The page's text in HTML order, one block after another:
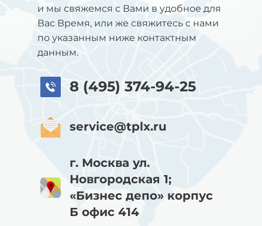
и мы свяжемся с Вами в удобное для
Вас Время, или же свяжитесь с нами
по указанным ниже контактным
данным.
8 (495) 374-94-25
service@tplx.ru
г. Москва ул.
Новгородская 1;
«Бизнес депо» корпус
Б офис 414